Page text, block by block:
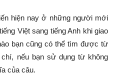
hiện nay ở những người mới
Việt sang tiếng Anh khi giao
bạn cũng có thể tìm được từ
nếu bạn sử dụng từ không
của câu.